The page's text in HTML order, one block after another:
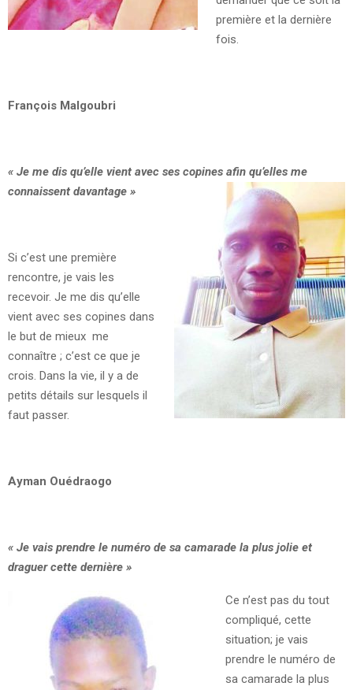
première et la dernière
fois.
François Malgoubri
« Je me dis qu’elle vient avec ses copines afin qu’elles me
connaissent davantage »
Si c’est une première
rencontre, je vais les
recevoir. Je me dis qu’elle
vient avec ses copines dans
le but de mieux me
connaître ; c’est ce que je
crois. Dans la vie, il y a de
petits détails sur lesquels il
faut passer.
Ayman Ouédraogo
« Je vais prendre le numéro de sa camarade la plus jolie et
draguer cette dernière »
Ce n’est pas du tout
compliqué, cette
situation; je vais
prendre le numéro de
sa camarade la plus